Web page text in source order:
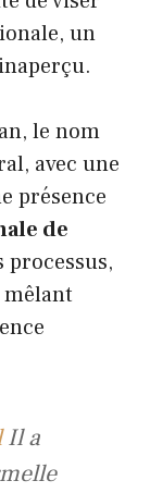
un
le nom
avec une
présence
de
Il a